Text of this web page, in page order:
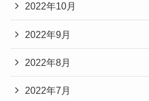
2022年10月
2022年9月
2022年8月
2022年7月